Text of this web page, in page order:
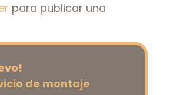
para publicar una
de montaje